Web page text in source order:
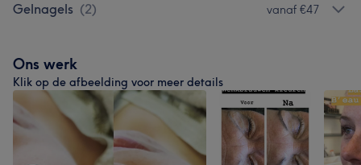
Gelnagels (2) vanaf €47
Ons werk
Klik op de afbeelding voor meer details